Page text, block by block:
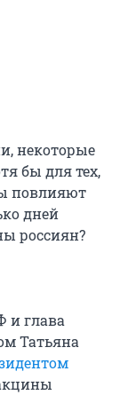
некоторые
бы для тех,
повлияют
дней
россиян?
и глава
Татьяна